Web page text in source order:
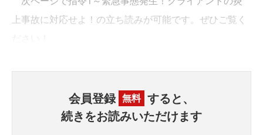
上事故に対応せよ！の立ち読みが可能です。ぜひご覧く
会員登録 無料 すると、
続きをお読みいただけます